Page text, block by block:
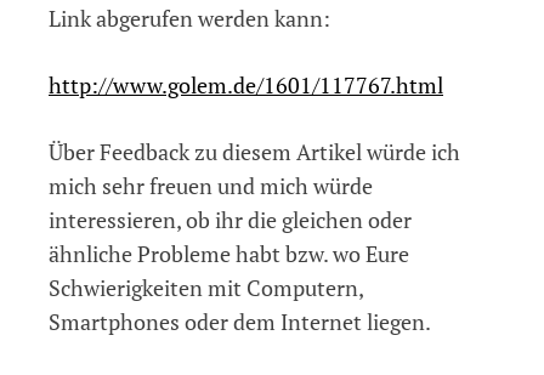
Link abgerufen werden kann:
http://www.golem.de/1601/117767.html
Über Feedback zu diesem Artikel würde ich
mich sehr freuen und mich würde
interessieren, ob ihr die gleichen oder
ähnliche Probleme habt bzw. wo Eure
Schwierigkeiten mit Computern,
Smartphones oder dem Internet liegen.